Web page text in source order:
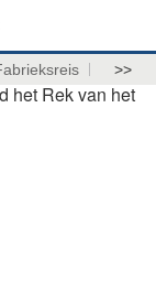
>>
het Rek van het